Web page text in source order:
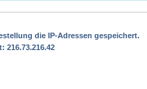
die IP-Adressen gespeichert.
216.73.216.42